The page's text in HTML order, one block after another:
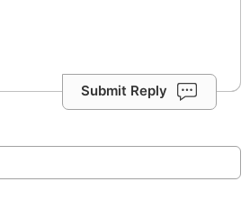
Submit Reply